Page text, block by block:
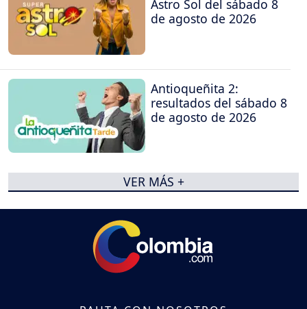
Astro Sol del sábado 8
de agosto de 2026
Antioqueñita 2:
resultados del sábado 8
de agosto de 2026
VER MÁS +